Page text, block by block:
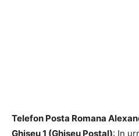
Telefon Posta Romana
Ghişeu 1 (Ghiseu Postal): In